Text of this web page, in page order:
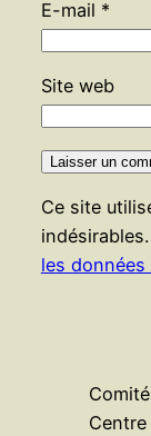
E-mail *
Site web
Ce site
indésirables.
les
Centre